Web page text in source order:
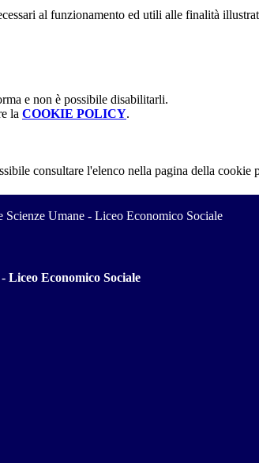
al funzionamento ed utili alle finalità
e non è possibile disabilitarli.
la COOKIE POLICY.
consultare l'elenco nella pagina della cookie
Umane - Liceo Economico Sociale
Liceo Economico Sociale